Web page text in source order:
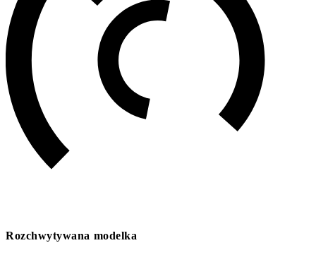
Rozchwytywana modelka